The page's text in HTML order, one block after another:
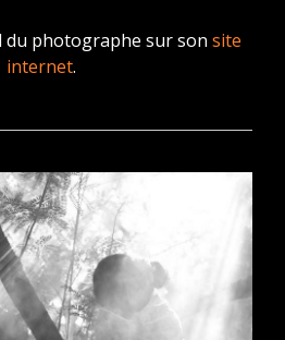
du photographe sur son site
internet.